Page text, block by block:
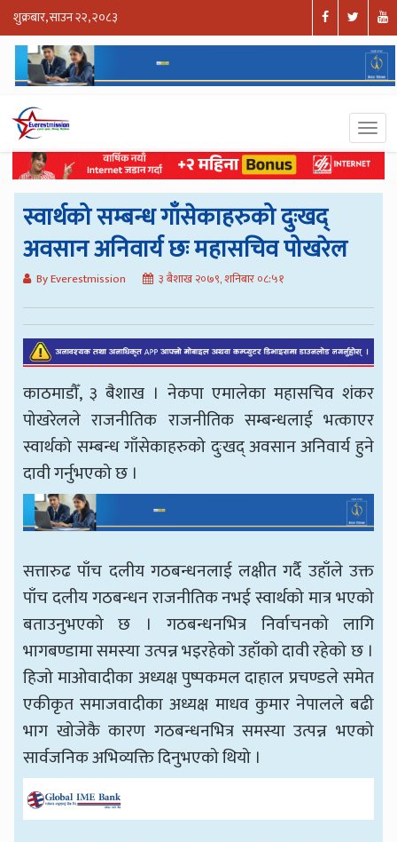
शुक्रबार, साउन २२, २०८३
स्वार्थको सम्बन्ध गाँसेकाहरुको दुःखद्
अवसान अनिवार्य छः महासचिव पोखरेल
By Everestmission ३ बैशाख २०७९, शनिबार ०८:५१
काठमाडौँ, ३ बैशाख । नेकपा एमालेका महासचिव शंकर
पोखरेलले राजनीतिक राजनीतिक सम्बन्धलाई भत्काएर
स्वार्थको सम्बन्ध गाँसेकाहरुको दुःखद् अवसान अनिवार्य हुने
दावी गर्नुभएको छ ।
सत्तारुढ पाँच दलीय गठबन्धनलाई लक्षीत गर्दै उहाँले उक्त
पाँच दलीय गठबन्धन राजनीतिक नभई स्वार्थको मात्र भएको
बताउनुभएको छ । गठबन्धनभित्र निर्वाचनको लागि
भागबण्डामा समस्या उत्पन्न भइरहेको उहाँको दावी रहेको छ ।
हिजो माओवादीका अध्यक्ष पुष्पकमल दाहाल प्रचण्डले समेत
एकीकृत समाजवादीका अध्यक्ष माधव कुमार नेपालले बढी
भाग खोजेकै कारण गठबन्धनभित्र समस्या उत्पन्न भएको
सार्वजनिक अभिव्यक्ति दिनुभएको थियो ।